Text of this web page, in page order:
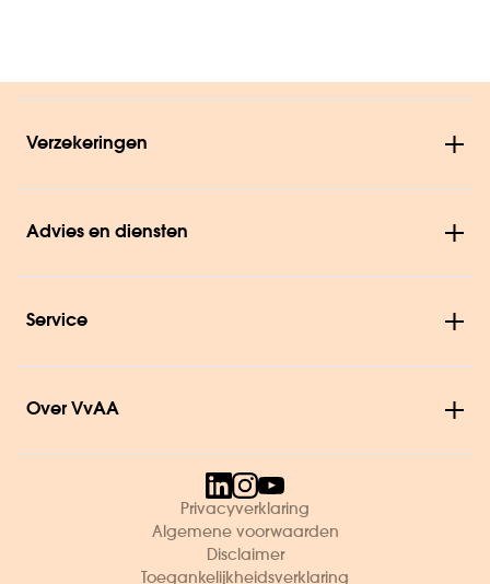
Verzekeringen
Advies en diensten
Service
Over VvAA
Privacyverklaring
Algemene voorwaarden
Disclaimer
Toegankelijkheidsverklaring